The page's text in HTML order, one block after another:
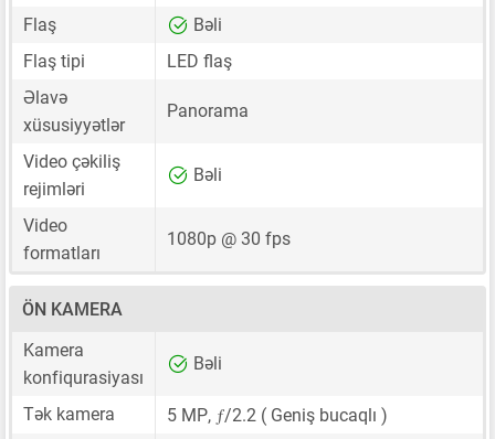
Flaş
Bəli
Flaş tipi
LED flaş
Əlavə
xüsusiyyətlər
Panorama
Video çəkiliş
rejimləri
Bəli
Video
formatları
1080p @ 30 fps
ÖN KAMERA
Kamera
konfiqurasiyası
Bəli
Tək kamera 5 MP, ƒ/2.2 ( Geniş bucaqlı )